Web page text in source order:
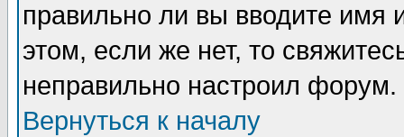
правильно ли вы вводите
этом, если же нет, то
неправильно настроил форум.
Вернуться к началу